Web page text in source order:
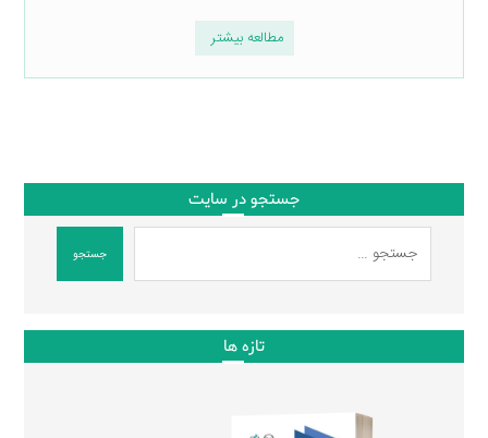
مطالعه بیشتر
جستجو در سایت
جستجو
تازه ها